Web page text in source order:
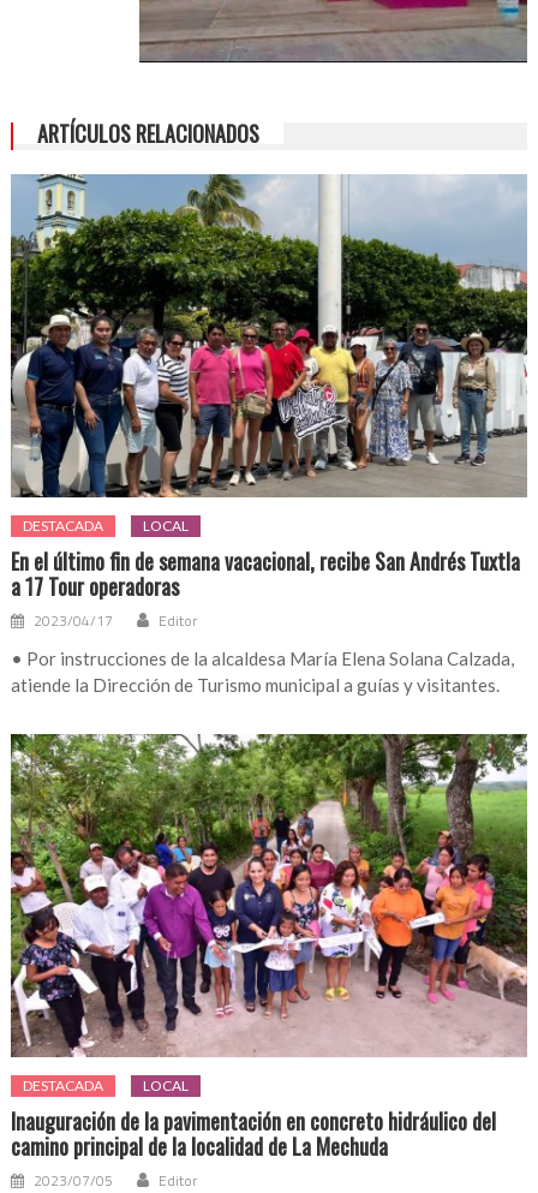
ARTÍCULOS RELACIONADOS
DESTACADA LOCAL
En el último fin de semana vacacional, recibe San Andrés Tuxtla
a 17 Tour operadoras
2023/04/17 Editor
• Por instrucciones de la alcaldesa María Elena Solana Calzada,
atiende la Dirección de Turismo municipal a guías y visitantes.
DESTACADA LOCAL
Inauguración de la pavimentación en concreto hidráulico del
camino principal de la localidad de La Mechuda
2023/07/05 Editor